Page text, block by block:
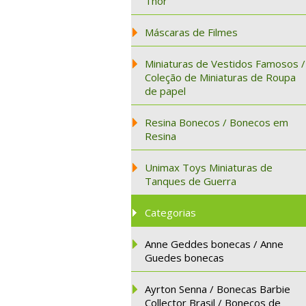
Máscaras de Filmes
Miniaturas de Vestidos Famosos /
Coleção de Miniaturas de Roupa
de papel
Resina Bonecos / Bonecos em
Resina
Unimax Toys Miniaturas de
Tanques de Guerra
Categorias
Anne Geddes bonecas / Anne
Guedes bonecas
Ayrton Senna / Bonecas Barbie
Collector Brasil / Bonecos de